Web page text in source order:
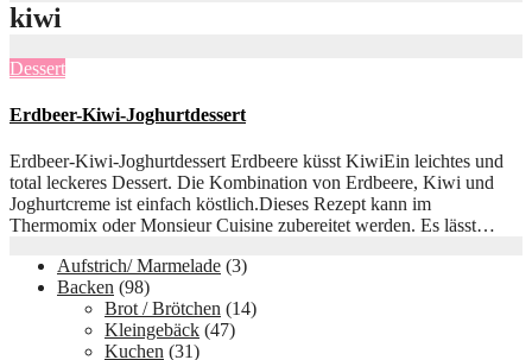
kiwi
Dessert
Erdbeer-Kiwi-Joghurtdessert
Erdbeer-Kiwi-Joghurtdessert Erdbeere küsst KiwiEin leichtes und
total leckeres Dessert. Die Kombination von Erdbeere, Kiwi und
Joghurtcreme ist einfach köstlich.Dieses Rezept kann im
Thermomix oder Monsieur Cuisine zubereitet werden. Es lässt…
Aufstrich/ Marmelade (3)
Backen (98)
Brot / Brötchen (14)
Kleingebäck (47)
Kuchen (31)